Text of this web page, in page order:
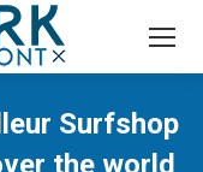
Recherche
:
Surfshop
the world